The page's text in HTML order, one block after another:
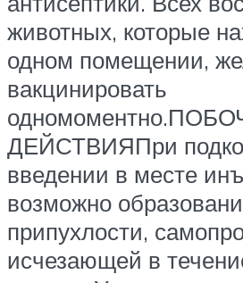
животных, которые
одном помещении,
вакцинировать
ДЕЙСТВИЯПри
введении в месте
возможно
припухлости,
исчезающей в